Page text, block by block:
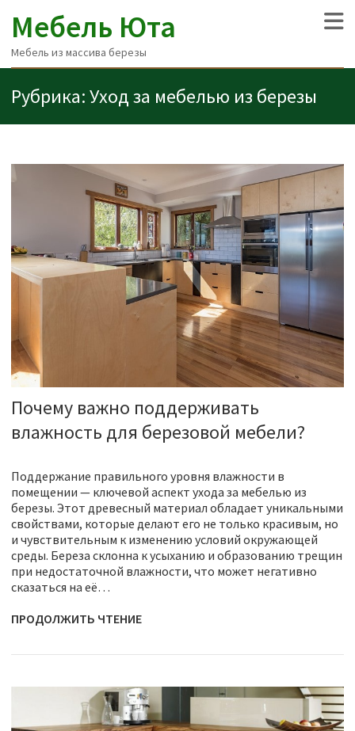
Мебель Юта
Мебель из массива березы
Рубрика:Уход за мебелью из березы
Почему важно поддерживать
влажность для березовой мебели?
Поддержание правильного уровня влажности в
помещении — ключевой аспект ухода за мебелью из
березы. Этот древесный материал обладает уникальными
свойствами, которые делают его не только красивым, но
и чувствительным к изменению условий окружающей
среды. Береза склонна к усыханию и образованию трещин
при недостаточной влажности, что может негативно
сказаться на её…
ПРОДОЛЖИТЬ ЧТЕНИЕ